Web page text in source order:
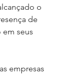
o
de
seus
empresas